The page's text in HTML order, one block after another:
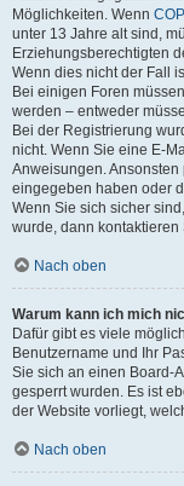
Möglichkeiten. Wenn
unter 13 Jahre alt sind,
Erziehungsberechtigten
Wenn dies nicht der Fall
Bei einigen Foren
werden – entweder
Bei der Registrierung
nicht. Wenn Sie eine E-
Anweisungen.
eingegeben haben oder
Wenn Sie sich sicher
wurde, dann kontaktieren
Nach oben
Warum kann ich mich
Dafür gibt es viele
Benutzername und Ihr
Sie sich an einen Board-
gesperrt wurden. Es ist
der Website vorliegt,
Nach oben